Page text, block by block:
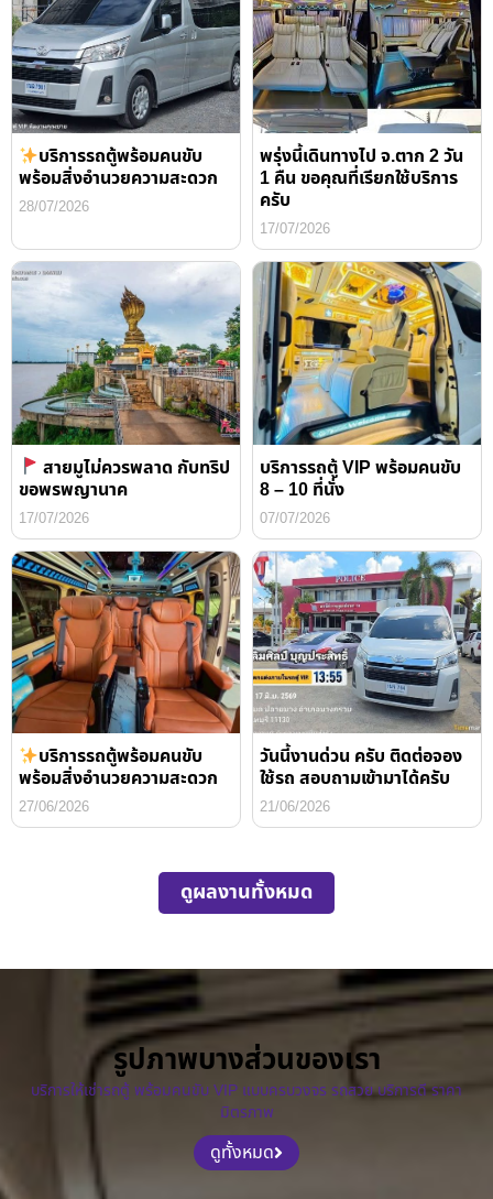
บริการรถตู้พร้อมคนขับ
พร้อมสิ่งอำนวยความสะดวก
28/07/2026
พรุ่งนี้เดินทางไป จ.ตาก 2 วัน
1 คืน ขอคุณที่เรียกใช้บริการ
ครับ
17/07/2026
สายมูไม่ควรพลาด กับทริป
ขอพรพญานาค
17/07/2026
บริการรถตู้ VIP พร้อมคนขับ
8 – 10 ที่นั่ง
07/07/2026
บริการรถตู้พร้อมคนขับ
พร้อมสิ่งอำนวยความสะดวก
27/06/2026
วันนี้งานด่วน ครับ ติดต่อจอง
ใช้รถ สอบถามเข้ามาได้ครับ
21/06/2026
ดูผลงานทั้งหมด
รูปภาพบางส่วนของเรา
บริการให้เช่ารถตู้ พร้อมคนขับ VIP แบบครบวงจร รถสวย บริการดี ราคา
มิตรภาพ
ดูทั้งหมด